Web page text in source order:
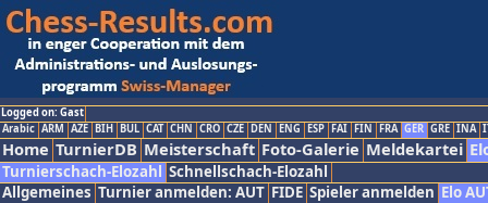
Logged on: Gast
Arabic ARM AZE BIH BUL CAT CHN CRO CZE DEN ENG ESP FAI FIN FRA GER GRE INA
Home TurnierDB Meisterschaft Foto-Galerie Meldekartei
Turnierschach-Elozahl Schnellschach-Elozahl
Allgemeines Turnier anmelden: AUT FIDE Spieler anmelden Elo